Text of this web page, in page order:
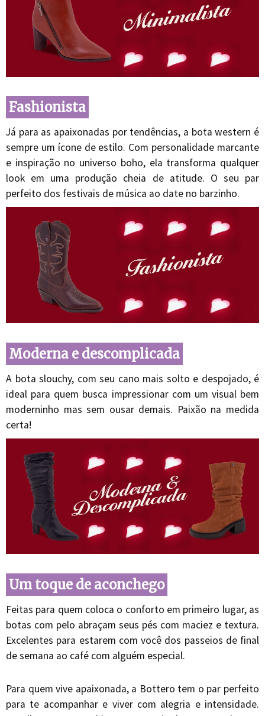
Fashionista
Já para as apaixonadas por tendências, a bota western é
sempre um ícone de estilo. Com personalidade marcante
e inspiração no universo boho, ela transforma qualquer
look em uma produção cheia de atitude. O seu par
perfeito dos festivais de música ao date no barzinho.
Moderna e descomplicada
A bota slouchy, com seu cano mais solto e despojado, é
ideal para quem busca impressionar com um visual bem
moderninho mas sem ousar demais. Paixão na medida
certa!
Um toque de aconchego
Feitas para quem coloca o conforto em primeiro lugar, as
botas com pelo abraçam seus pés com maciez e textura.
Excelentes para estarem com você dos passeios de final
de semana ao café com alguém especial.
Para quem vive apaixonada, a Bottero tem o par perfeito
para te acompanhar e viver com alegria e intensidade.